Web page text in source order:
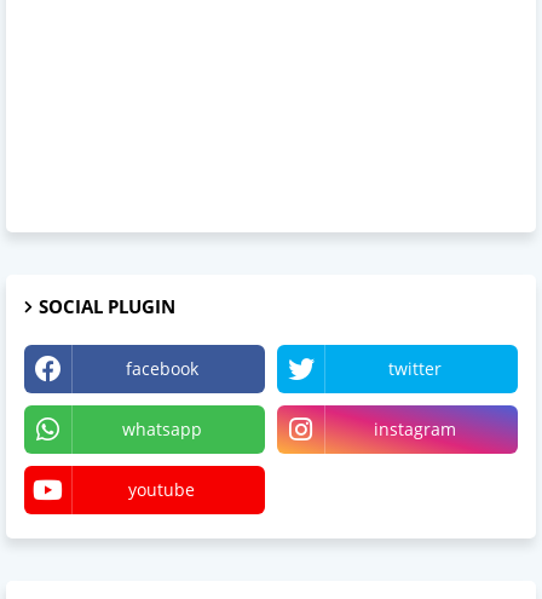
SOCIAL PLUGIN
facebook twitter
whatsapp instagram
youtube